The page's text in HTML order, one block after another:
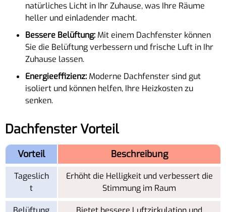
natürliches Licht in Ihr Zuhause, was Ihre Räume
heller und einladender macht.
Bessere Belüftung: Mit einem Dachfenster können
Sie die Belüftung verbessern und frische Luft in Ihr
Zuhause lassen.
Energieeffizienz: Moderne Dachfenster sind gut
isoliert und können helfen, Ihre Heizkosten zu
senken.
Dachfenster Vorteil
Vorteil Beschreibung
Tageslich
t
Erhöht die Helligkeit und verbessert die
Stimmung im Raum